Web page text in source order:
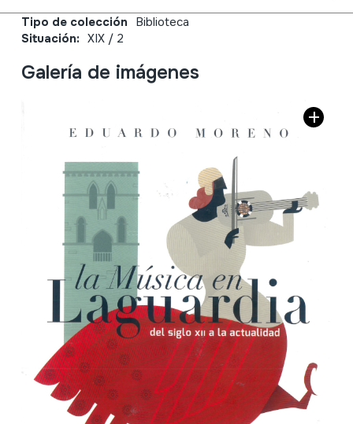
Tipo de colección Biblioteca
Situación: XIX / 2
Galería de imágenes